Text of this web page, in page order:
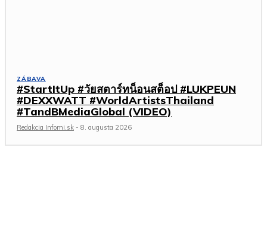
ZÁBAVA
#StartItUp #วัยสตาร์ทน็อนสต็อป #LUKPEUN
#DEXXWATT #WorldArtistsThailand
#TandBMediaGlobal (VIDEO)
Redakcia Infomi.sk - 8. augusta 2026